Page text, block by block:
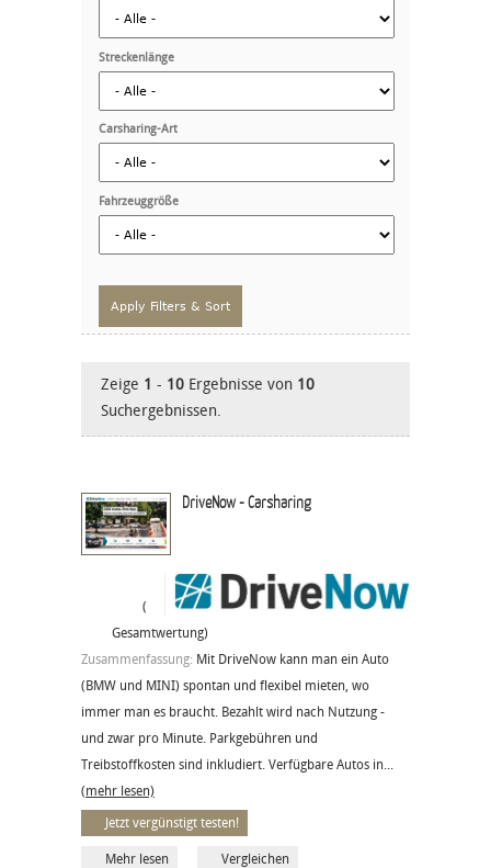
Streckenlänge
Carsharing-Art
Fahrzeuggröße
Zeige 1 - 10 Ergebnisse von 10
Suchergebnissen.
DriveNow - Carsharing
(
Gesamtwertung)
Zusammenfassung: Mit DriveNow kann man ein Auto
(BMW und MINI) spontan und flexibel mieten, wo
immer man es braucht. Bezahlt wird nach Nutzung -
und zwar pro Minute. Parkgebühren und
Treibstoffkosten sind inkludiert. Verfügbare Autos in...
(mehr lesen)
Jetzt vergünstigt testen!
Mehr lesen Vergleichen